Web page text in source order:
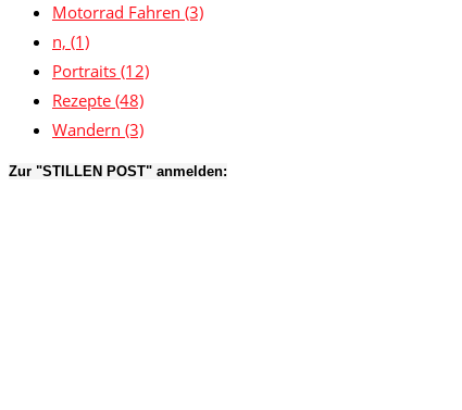
Motorrad Fahren (3)
n, (1)
Portraits (12)
Rezepte (48)
Wandern (3)
Zur "STILLEN POST" anmelden: